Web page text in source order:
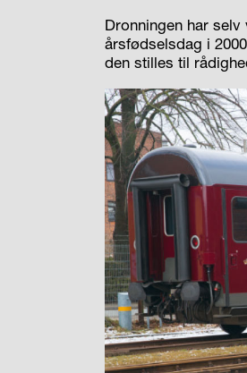
Dronningen har
årsfødselsdag i
den stilles til